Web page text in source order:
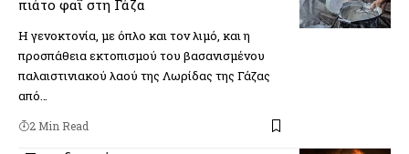
πιάτο φαΐ στη Γάζα
Η γενοκτονία, με όπλο και τον λιμό, και η
προσπάθεια εκτοπισμού του βασανισμένου
παλαιστινιακού λαού της Λωρίδας της Γάζας
από…
2 Min Read